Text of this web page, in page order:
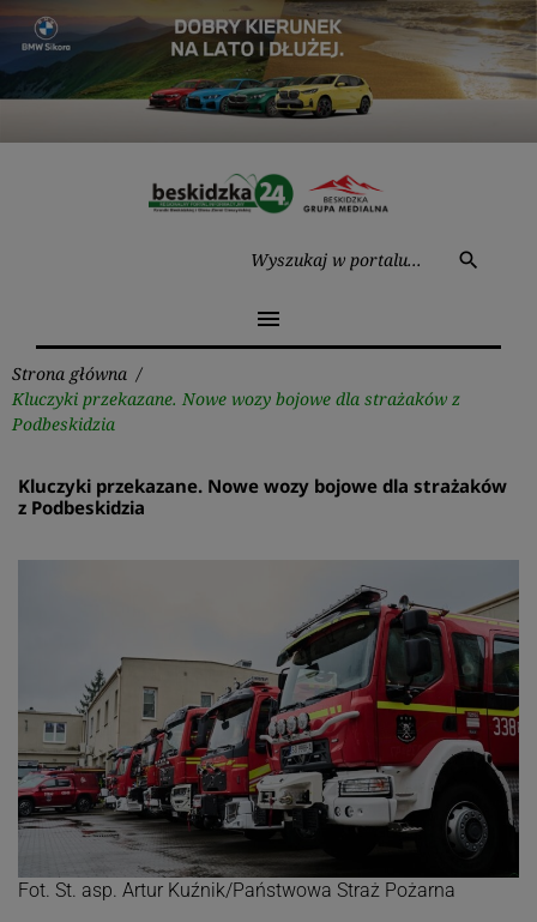
Przejdź
treści
search
menu
Strona główna /
Kluczyki przekazane. Nowe wozy bojowe dla strażaków z
Podbeskidzia
Kluczyki przekazane. Nowe wozy bojowe dla strażaków
z Podbeskidzia
Fot. St. asp. Artur Kuźnik/Państwowa Straż Pożarna